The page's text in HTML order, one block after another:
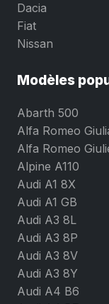
Dacia
Fiat
Nissan
Modèles
Abarth 500
Alfa Romeo
Alfa Romeo
Alpine A110
Audi A1 8X
Audi A1 GB
Audi A3 8L
Audi A3 8P
Audi A3 8V
Audi A3 8Y
Audi A4 B6